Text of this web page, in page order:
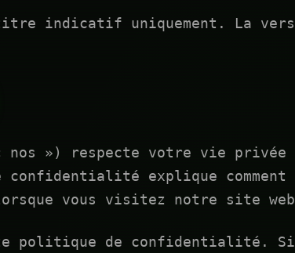
indicatif uniquement. La
») respecte votre vie privée
explique
vous visitez notre site
politique de confidentialité. Si